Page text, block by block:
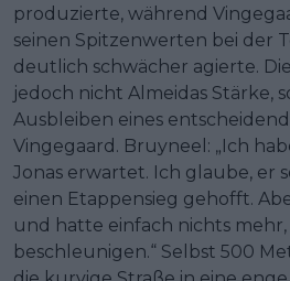
produzierte, während
seinen Spitzenwerten bei der
deutlich schwächer agierte.
jedoch nicht Almeidas Stärke,
Ausbleiben eines
Vingegaard. Bruyneel: „Ich
Jonas erwartet. Ich glaube, er
einen Etappensieg gehofft.
und hatte einfach nichts
beschleunigen.“ Selbst 500